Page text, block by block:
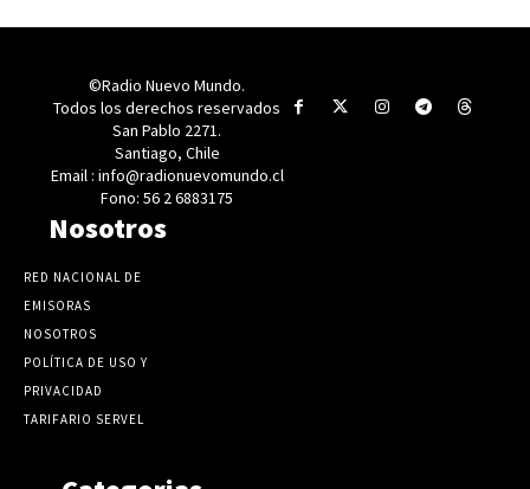
©Radio Nuevo Mundo.
Todos los derechos reservados
San Pablo 2271.
Santiago, Chile
Email : info@radionuevomundo.cl
Fono: 56 2 6883175
Nosotros
RED NACIONAL DE
EMISORAS
NOSOTROS
POLÍTICA DE USO Y
PRIVACIDAD
TARIFARIO SERVEL